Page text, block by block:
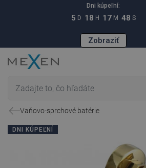
Dni kúpeľní:
5 D 18 H 17 M 47 S
Zobraziť
Vaňovo-sprchové batérie
DNI KÚPEĽNÍ